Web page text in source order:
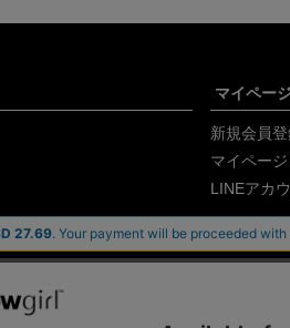
マイペー
新規会員
マイページ
LINEアカ